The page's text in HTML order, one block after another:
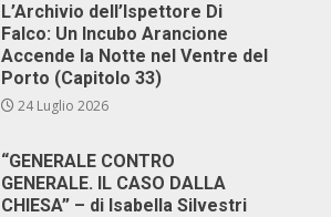
L’Archivio dell’Ispettore Di
Falco: Un Incubo Arancione
Accende la Notte nel Ventre del
Porto (Capitolo 33)
24 Luglio 2026
“GENERALE CONTRO
GENERALE. IL CASO DALLA
CHIESA” – di Isabella Silvestri